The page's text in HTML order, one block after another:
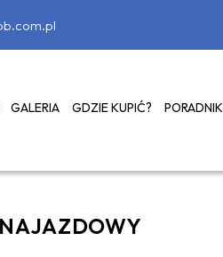
GALERIA GDZIE KUPIĆ? PORADNIK